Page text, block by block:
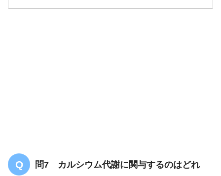
問7 カルシウム代謝に関与するのはどれ